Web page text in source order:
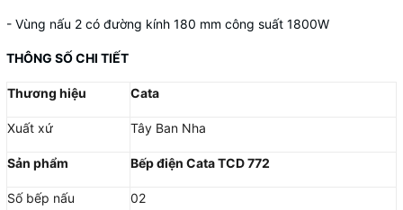
- Vùng nấu 2 có đường kính 180 mm công suất 1800W
THÔNG SỐ CHI TIẾT
Thương hiệu Cata
Xuất xứ Tây Ban Nha
Sản phẩm Bếp điện Cata TCD 772
Số bếp nấu 02